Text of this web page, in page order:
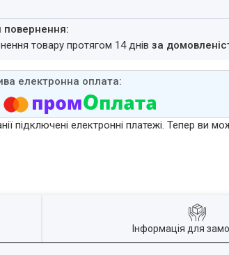
товару протягом 14 днівза
підключені електронні платежі. Тепер ви
Інформація для